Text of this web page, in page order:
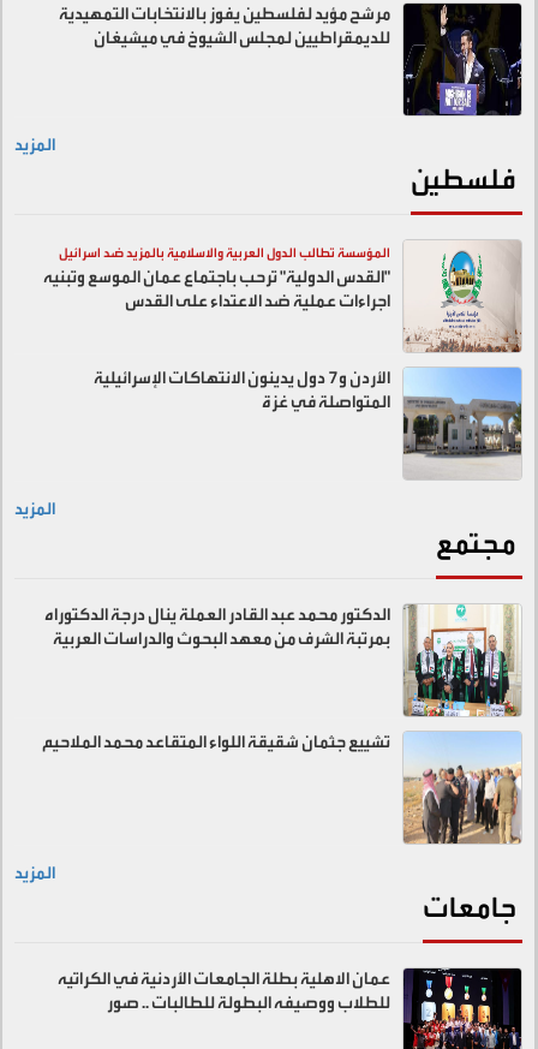
مرشح مؤيد لفلسطين يفوز بالانتخابات التمهيدية
للديمقراطيين لمجلس الشيوخ في ميشيغان
المزيد
فلسطين
المؤسسة تطالب الدول العربية والاسلامية بالمزيد ضد اسرائيل
"القدس الدولية" ترحب باجتماع عمان الموسع وتبنيه
اجراءات عملية ضد الاعتداء على القدس
الأردن و7 دول يدينون الانتهاكات الإسرائيلية
المتواصلة في غزة
المزيد
مجتمع
الدكتور محمد عبد القادر العملة ينال درجة الدكتوراه
بمرتبة الشرف من معهد البحوث والدراسات العربية
تشييع جثمان شقيقة اللواء المتقاعد محمد الملاحيم
المزيد
جامعات
عمان الاهلية بطلة الجامعات الأردنية في الكراتيه
للطلاب ووصيفه البطولة للطالبات .. صور